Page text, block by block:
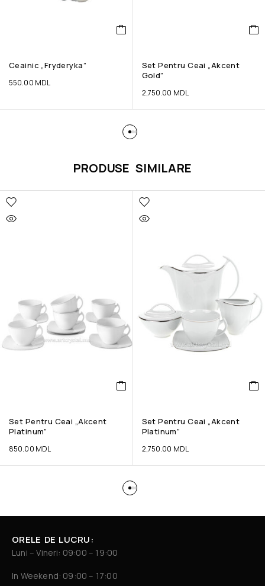
Ceainic „Fryderyka”
550.00 MDL
Set Pentru Ceai „Akcent
Gold”
2,750.00 MDL
PRODUSE SIMILARE
Set Pentru Ceai „Akcent
Platinum”
850.00 MDL
Set Pentru Ceai „Akcent
Platinum”
2,750.00 MDL
ORELE DE LUCRU:
Luni – Vineri: 09:00 – 19:00
In Weekend: 09:00 – 17:00